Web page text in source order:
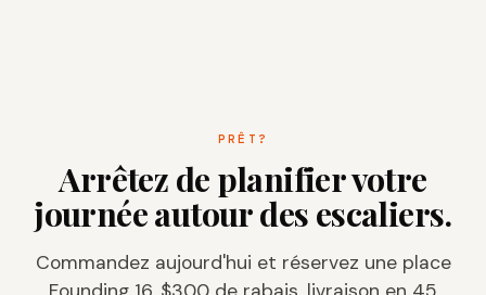
PRÊT?
Arrêtez de planifier votre
journée autour des escaliers.
Commandez aujourd'hui et réservez une place